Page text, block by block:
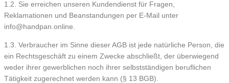
1.2. Sie erreichen unseren Kundendienst für Fragen,
Reklamationen und Beanstandungen per E-Mail unter
info@handpan.online.
1.3. Verbraucher im Sinne dieser AGB ist jede natürliche Person, die
ein Rechtsgeschäft zu einem Zwecke abschließt, der überwiegend
weder ihrer gewerblichen noch ihrer selbstständigen beruflichen
Tätigkeit zugerechnet werden kann (§ 13 BGB).